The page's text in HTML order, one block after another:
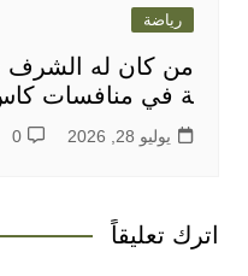
رياضة
من كان له الشرف
ة في منافسات كاس
يوليو 28, 2026 0
اترك تعليقاً